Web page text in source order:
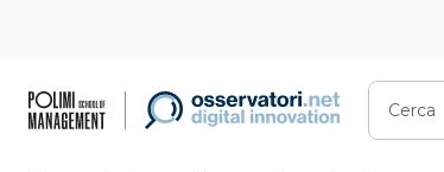
Cerca